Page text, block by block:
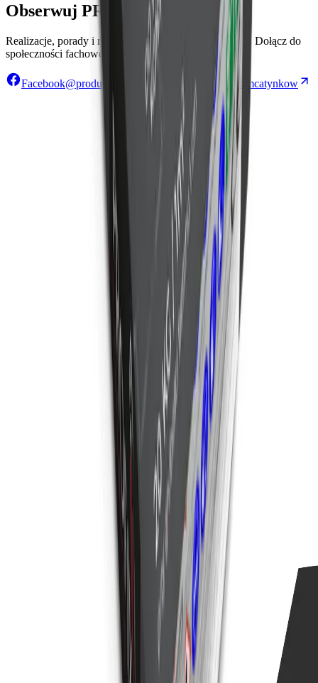
Obserwuj PROFIX w sieci
Realizacje, porady i nowości prosto z naszej produkcji. Dołącz do
społeczności fachowców i inwestorów.
Facebook@producentprofix TikTok @pogromcatynkow